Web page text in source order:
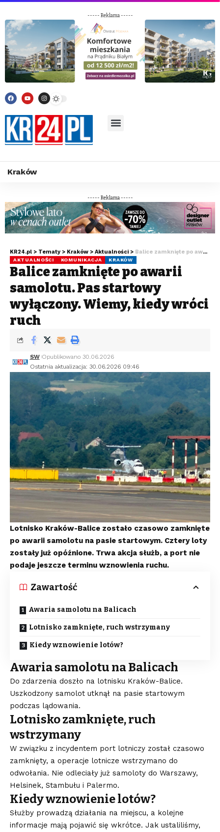
----- Reklama -----
Kraków
----- Reklama -----
KR24.pl > Tematy > Kraków > Aktualności > Balice zamknięte po awarii samolotu. Pas startowy wyłączony. Wiemy, kiedy wróci ruch
AKTUALNOŚCI KOMUNIKACJA KRAKÓW
Balice zamknięte po awarii
samolotu. Pas startowy
wyłączony. Wiemy, kiedy wróci
ruch
Ostatnia aktualizacja: 30.06.2026 09:46
SW Opublikowano 30.06.2026
Lotnisko Kraków-Balice zostało czasowo zamknięte
po awarii samolotu na pasie startowym. Cztery loty
zostały już opóźnione. Trwa akcja służb, a port nie
podaje jeszcze terminu wznowienia ruchu.
Zawartość
Awaria samolotu na Balicach
Lotnisko zamknięte, ruch wstrzymany
Kiedy wznowienie lotów?
Awaria samolotu na Balicach
Do zdarzenia doszło na lotnisku Kraków-Balice.
Uszkodzony samolot utknął na pasie startowym
podczas lądowania.
Lotnisko zamknięte, ruch
wstrzymany
W związku z incydentem port lotniczy został czasowo
zamknięty, a operacje lotnicze wstrzymano do
odwołania. Nie odleciały już samoloty do Warszawy,
Helsinek, Stambułu i Palermo.
Kiedy wznowienie lotów?
Służby prowadzą działania na miejscu, a kolejne
informacje mają pojawić się wkrótce. Jak ustaliliśmy,